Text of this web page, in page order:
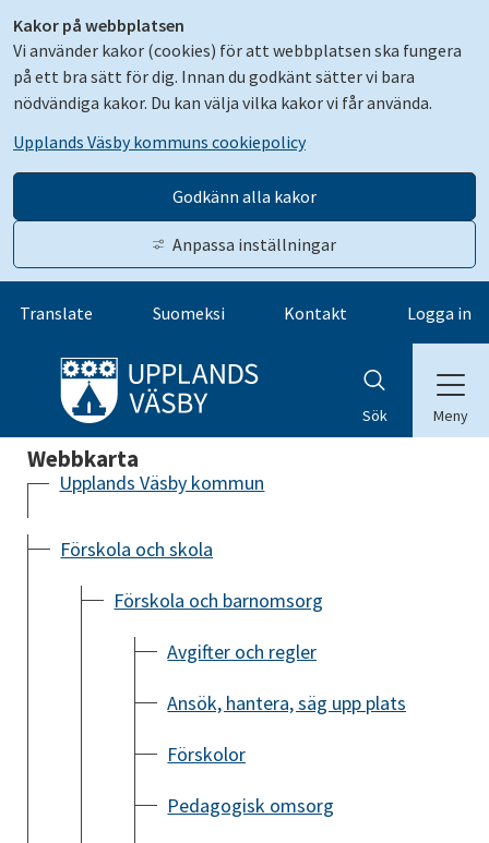
Kakor på webbplatsen
Vi använder kakor (cookies) för att webbplatsen ska fungera
på ett bra sätt för dig. Innan du godkänt sätter vi bara
nödvändiga kakor. Du kan välja vilka kakor vi får använda.
Upplands Väsby kommuns cookiepolicy
Godkänn alla kakor
Anpassa inställningar
Gå till innehåll
Translate Suomeksi Kontakt Logga in
Sök Meny
Webbkarta
Upplands Väsby kommun
Förskola och skola
Förskola och barnomsorg
Avgifter och regler
Ansök, hantera, säg upp plats
Förskolor
Pedagogisk omsorg